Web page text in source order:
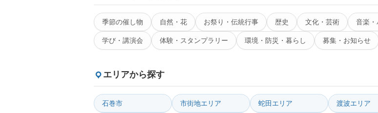
季節の催し物 自然・花 お祭り・伝統行事 歴史 文化・芸術 音楽・
学び・講演会 体験・スタンプラリー 環境・防災・暮らし 募集・お知らせ
エリアから探す
石巻市 市街地エリア 蛇田エリア 渡波エリア